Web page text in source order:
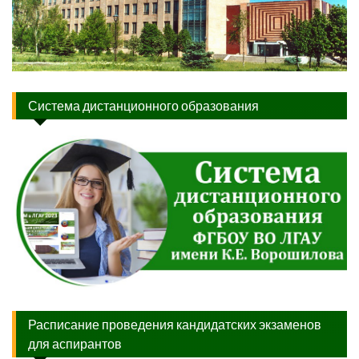
Система дистанционного образования
Расписание проведения кандидатских экзаменов
для аспирантов